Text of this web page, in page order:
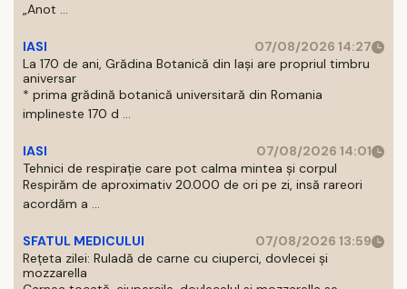
„Anot ...
IASI
07/08/2026 14:27
La 170 de ani, Grădina Botanică din Iași are propriul timbru
aniversar
* prima grădină botanică universitară din Romania
implineste 170 d ...
IASI
07/08/2026 14:01
Tehnici de respirație care pot calma mintea și corpul
Respirăm de aproximativ 20.000 de ori pe zi, insă rareori
acordăm a ...
SFATUL MEDICULUI
07/08/2026 13:59
Rețeta zilei: Ruladă de carne cu ciuperci, dovlecei și
mozzarella